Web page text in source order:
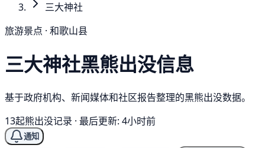
三大神社
旅游景点 · 和歌山县
三大神社黑熊出没信息
基于政府机构、新闻媒体和社区报告整理的黑熊出没数据。
13起熊出没记录 · 最后更新: 4小时前
通知